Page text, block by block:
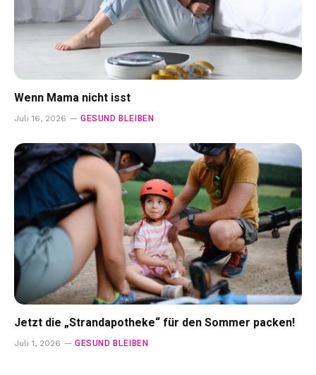
Wenn Mama nicht isst
Juli 16, 2026 GESUND BLEIBEN
Jetzt die „Strandapotheke“ für den Sommer packen!
Juli 1, 2026 GESUND BLEIBEN